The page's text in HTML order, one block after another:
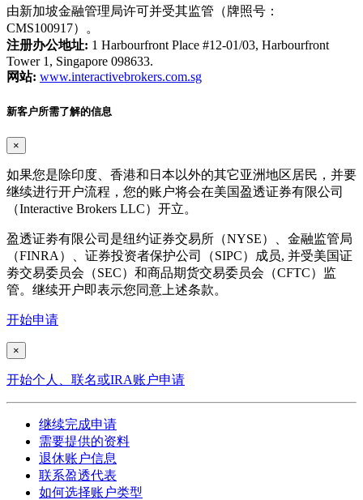
由新加坡金融管理局许可并受其监管（牌照号：
CMS100917）。
注册办公地址: 1 Harbourfront Place #12-01/03, Harbourfront
Tower 1, Singapore 098633.
网站: www.interactivebrokers.com.sg
新客户所需了解的信息
×
如果您是除印度、香港和日本以外的其它亚洲地区居民，并要
继续进行开户流程，您的账户将会在美国盈透证券有限公司
（Interactive Brokers LLC）开立。
盈透证劵有限公司是纽约证券交易所（NYSE）、金融监管局
（FINRA）、证券投资者保护公司（SIPC）成员, 并受美国证
劵交易委员会（SEC）和商品期货交易委员会（CFTC）监
管。继续开户即表示您同意上述条款。
开始申请
×
开始个人、联名或IRA账户申请
继续完成申请
需要提供的资料
退休账户信息
联系盈透代表
如何选择账户类型